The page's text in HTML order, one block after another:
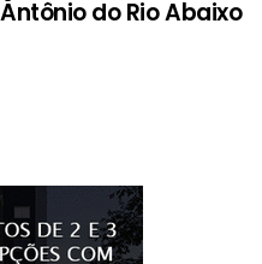
do Rio Abaixo